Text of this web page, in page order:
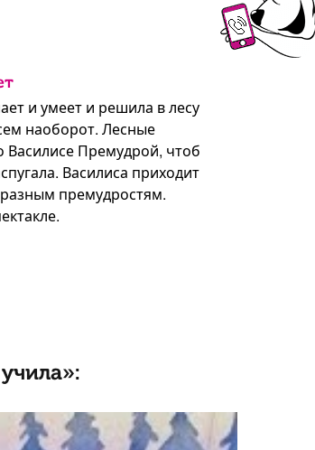
и умеет и решила в лесу
наоборот. Лесные
Премудрой, чтоб
Василиса приходит
премудростям.